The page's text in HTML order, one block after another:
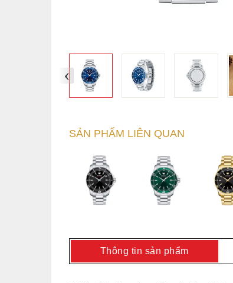
‹
SẢN PHẨM LIÊN QUAN
Thông tin sản phẩm